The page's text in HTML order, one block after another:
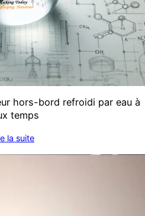
hors-bord refroidi par eau à
temps
la suite